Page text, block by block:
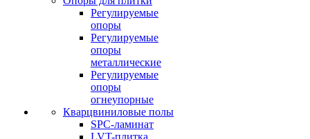
Регулируемые
опоры
Регулируемые
опоры
металлические
Регулируемые
опоры
огнеупорные
Кварцвиниловые полы
SPC-ламинат
LVT-плитка